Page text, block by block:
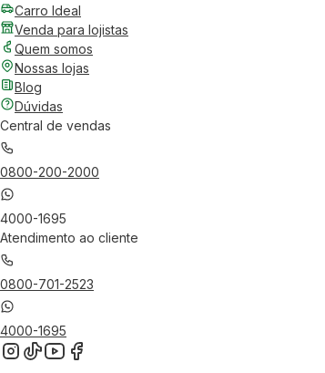
Carro Ideal
Venda para lojistas
Quem somos
Nossas lojas
Blog
Dúvidas
Central de vendas
0800-200-2000
4000-1695
Atendimento ao cliente
0800-701-2523
4000-1695